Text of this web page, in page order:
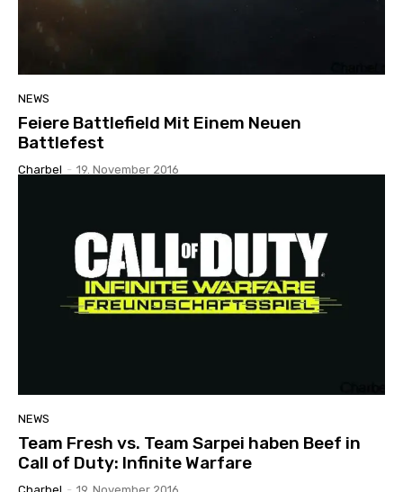
NEWS
Feiere Battlefield Mit Einem Neuen
Battlefest
Charbel - 19. November 2016
NEWS
Team Fresh vs. Team Sarpei haben Beef in
Call of Duty: Infinite Warfare